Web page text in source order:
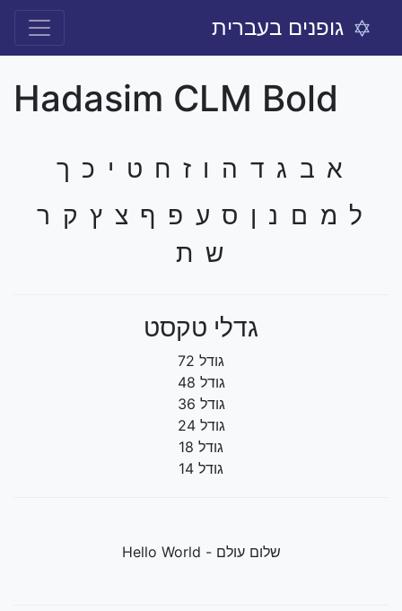
גופנים בעברית
Hadasim CLM Bold
א ב ג ד ה ו ז ח ט י כ ך
ל מ ם נ ן ס ע פ ף צ ץ ק ר
ש ת
גדלי טקסט
גודל 72
גודל 48
גודל 36
גודל 24
גודל 18
גודל 14
שלום עולם - Hello World